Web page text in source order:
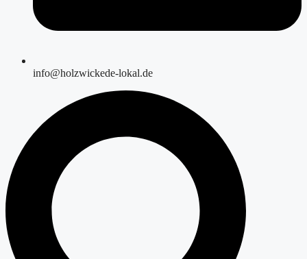
info@holzwickede-lokal.de